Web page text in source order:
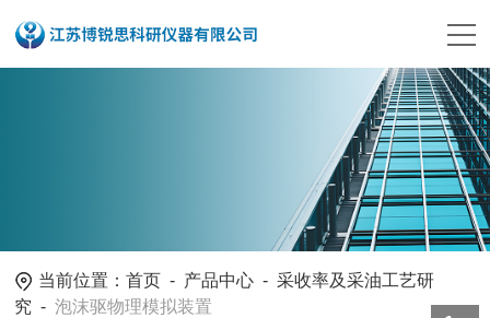
当前位置：首页 - 产品中心 -采收率及采油工艺研
究 -泡沫驱物理模拟装置